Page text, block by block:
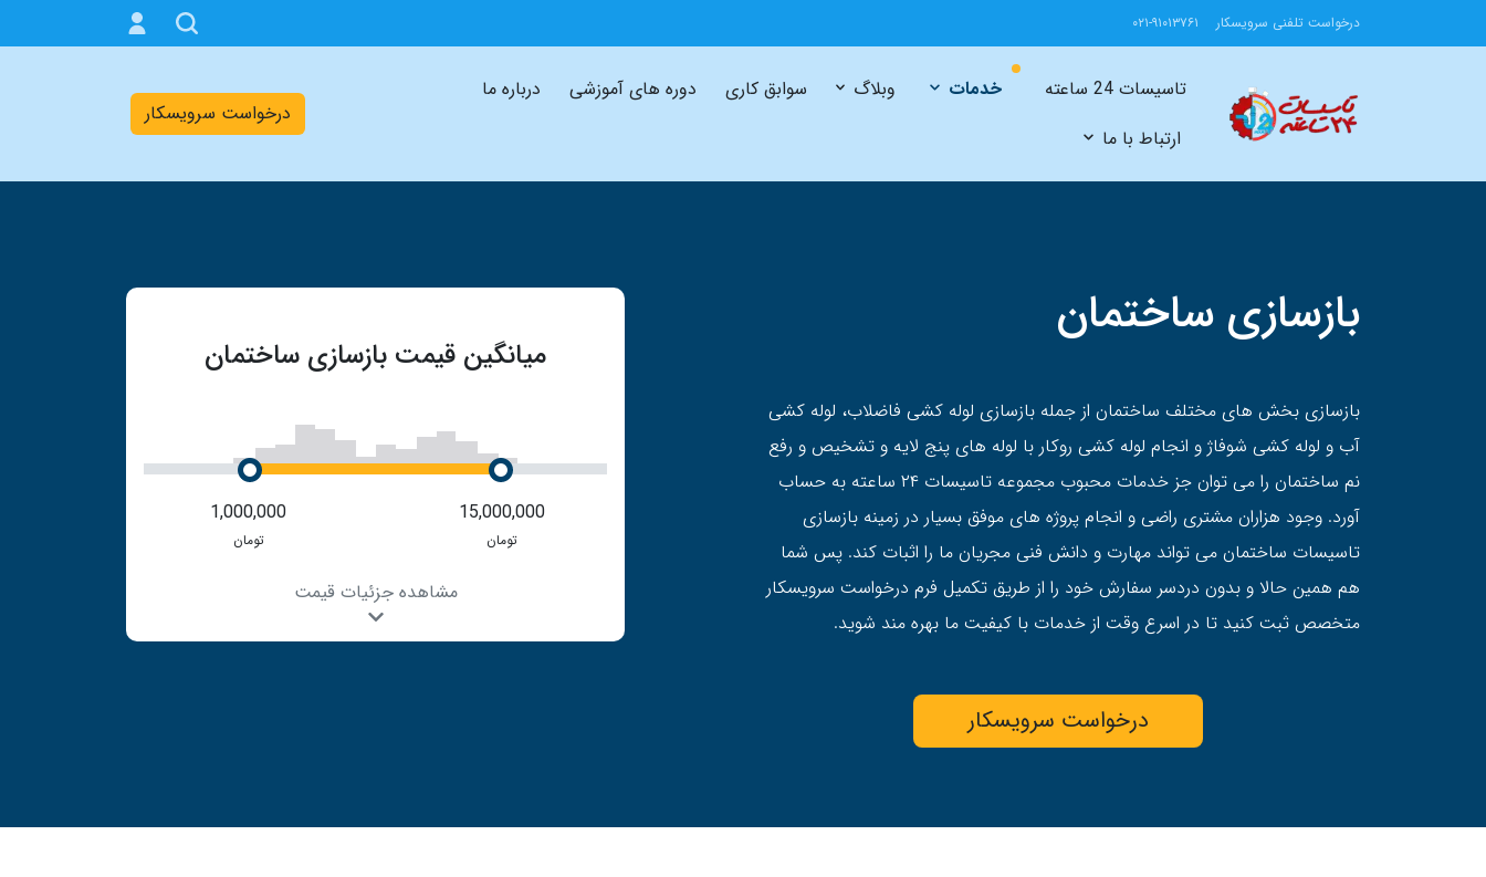
درخواست تلفنی سرویسکار ۰۲۱-۹۱۰۱۳۷۶۱
تاسیسات 24 ساعته خدمات وبلاگ سوابق کاری دوره های آموزشی
درباره ما
ارتباط با ما
درخواست سرویسکار
بازسازی ساختمان
بازسازی بخش های مختلف ساختمان از جمله بازسازی لوله کشی فاضلاب، لوله کشی
آب و لوله کشی شوفاژ و انجام لوله کشی روکار با لوله های پنج لایه و تشخیص و رفع
نم ساختمان را می توان جز خدمات محبوب مجموعه تاسیسات ۲۴ ساعته به حساب
آورد. وجود هزاران مشتری راضی و انجام پروژه های موفق بسیار در زمینه بازسازی
تاسیسات ساختمان می تواند مهارت و دانش فنی مجریان ما را اثبات کند. پس شما
هم همین حالا و بدون دردسر سفارش خود را از طریق تکمیل فرم درخواست سرویسکار
متخصص ثبت کنید تا در اسرع وقت از خدمات با کیفیت ما بهره مند شوید.
درخواست سرویسکار
میانگین قیمت بازسازی ساختمان
15,000,000
تومان
1,000,000
تومان
مشاهده جزئیات قیمت